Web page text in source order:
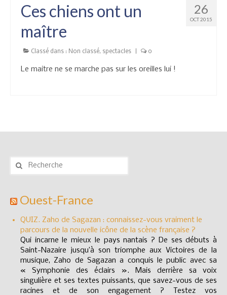
26
OCT 2015
Ces chiens ont un
maître
Classé dans : Non classé, spectacles 0
Le maitre ne se marche pas sur les oreilles lui !
Rechercher
Ouest-France
QUIZ. Zaho de Sagazan : connaissez-vous vraiment le
parcours de la nouvelle icône de la scène française ?
Qui incarne le mieux le pays nantais ? De ses débuts à
Saint-Nazaire jusqu’à son triomphe aux Victoires de la
musique, Zaho de Sagazan a conquis le public avec sa
« Symphonie des éclairs ». Mais derrière sa voix
singulière et ses textes puissants, que savez-vous de ses
racines et de son engagement ? Testez vos